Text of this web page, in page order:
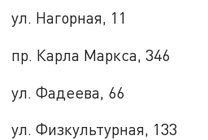
ул. Нагорная, 11
пр. Карла Маркса, 346
ул. Фадеева, 66
ул. Физкультурная, 133